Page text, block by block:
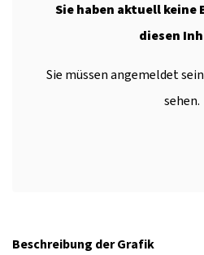
Sie haben aktuell
diesen
Sie müssen angemeldet
sehen.
Beschreibung der Grafik